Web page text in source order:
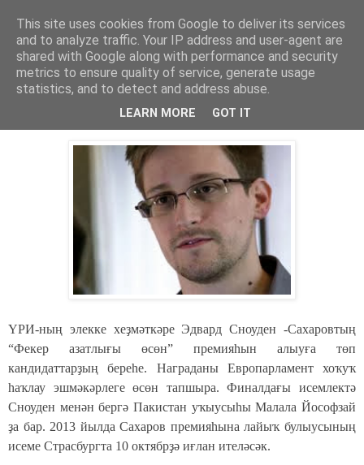
Хәбәрҙәр
среда, 2 октября 2013 г.
Сахаров премияһын кем аласаҡ?
ҮРИ-ның элекке хеҙмәткәре Эдвард Сноуден -Сахаровтың
“Фекер азатлығы өсөн” премияһын алыуға төп
кандидаттарҙың береһе. Награданы Европарламент хоҡуҡ
һаҡлау эшмәкәрлеге өсөн тапшыра. Финалдағы исемлектә
Сноуден менән бергә Пакистан уҡыусыһы Малала Йософзай
ҙа бар. 2013 йылда Сахаров премияһына лайыҡ булыусының
исеме Страсбургта 10 октябрҙә иғлан ителәсәк.
This site uses cookies from Google to deliver its services
and to analyze traffic. Your IP address and user-agent are
shared with Google along with performance and security
metrics to ensure quality of service, generate usage
statistics, and to detect and address abuse.
LEARN MORE GOT IT